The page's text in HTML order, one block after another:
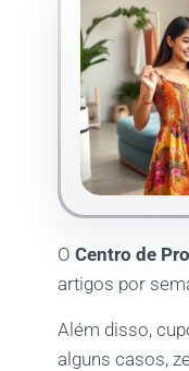
O Centro de
artigos por
Além disso,
alguns casos,